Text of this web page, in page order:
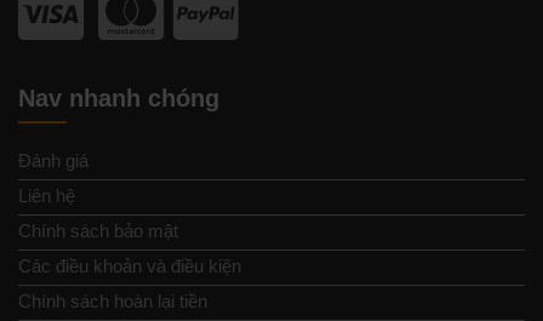
Nav nhanh chóng
Đánh giá
Liên hệ
Chính sách bảo mật
Các điều khoản và điều kiện
Chính sách hoàn lại tiền